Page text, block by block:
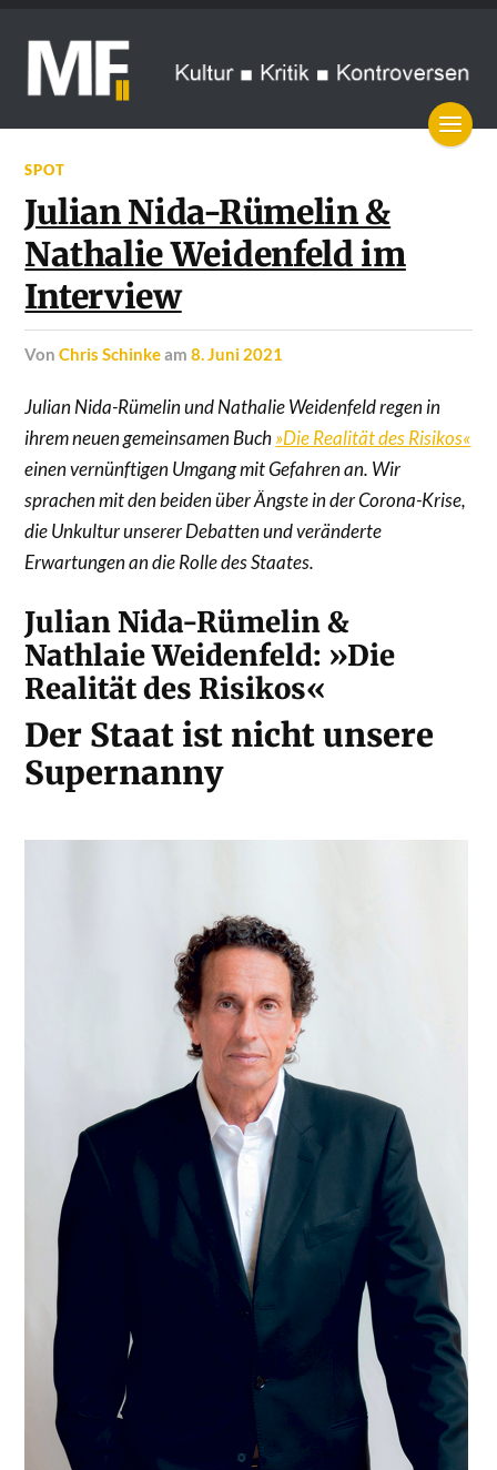
SPOT
Julian Nida-Rümelin &
Nathalie Weidenfeld im
Interview
vonChris Schinkeam8. Juni 2021
Julian Nida-Rümelin und Nathalie Weidenfeld regen in
ihrem neuen gemeinsamen Buch»Die Realität des Risikos«
einen vernünftigen Umgang mit Gefahren an. Wir
sprachen mit den beiden über Ängste in der Corona-Krise,
die Unkultur unserer Debatten und veränderte
Erwartungen an die Rolle des Staates.
Julian Nida-Rümelin &
Nathlaie Weidenfeld: »Die
Realität des Risikos«
Der Staat ist nicht unsere
Supernanny